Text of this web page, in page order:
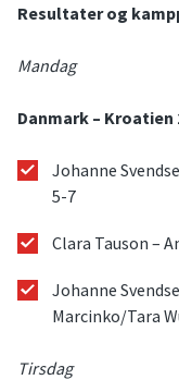
Resultater og
Mandag
Danmark – Kroatien
Johanne
5-7
Clara Tauson –
Johanne
Marcinko/Tara
Tirsdag